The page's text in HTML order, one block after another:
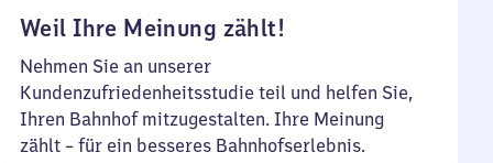
Weil Ihre Meinung zählt!
Nehmen Sie an unserer
Kundenzufriedenheitsstudie teil und helfen Sie,
Ihren Bahnhof mitzugestalten. Ihre Meinung
zählt – für ein besseres Bahnhofserlebnis.